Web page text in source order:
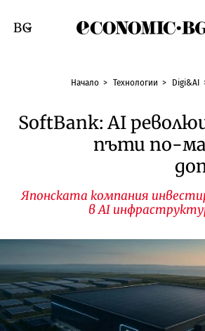
Смяна на език
Начало Технологии Digi&AI
SoftBank: AI
пъти по-
Японската компания
в AI